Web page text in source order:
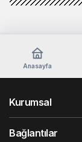
Anasayfa
Kurumsal
Bağlantılar